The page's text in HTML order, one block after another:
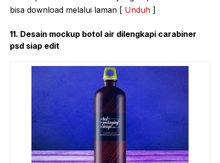
bisa download melalui laman [ Unduh ]
11. Desain mockup botol air dilengkapi carabiner
psd siap edit